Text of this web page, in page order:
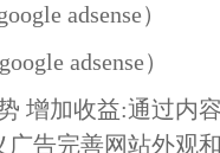
adsense）
adsense）
增加收益:通过内
告完善网站外观